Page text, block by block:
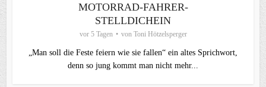
MOTORRAD-FAHRER-
STELLDICHEIN
vor 5 Tagen von Toni Hötzelsperger
„Man soll die Feste feiern wie sie fallen“ ein altes Sprichwort,
denn so jung kommt man nicht mehr...